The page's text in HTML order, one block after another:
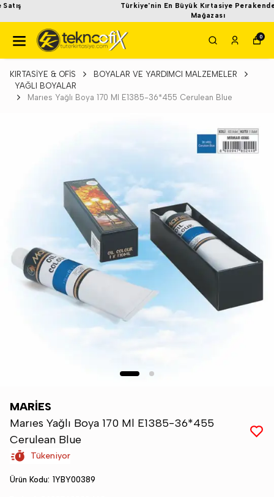
Türkiye'nin En Büyük Kırtasiye Perakende Satış
0
KIRTASİYE & OFİS
BOYALAR VE YARDIMCI MALZEMELER
YAĞLI BOYALAR
Marıes Yağlı Boya 170 Ml E1385-36*455 Cerulean Blue
MARİES
Marıes Yağlı Boya 170 Ml E1385-36*455
Cerulean Blue
Tükeniyor
Ürün Kodu: 1YBY00389